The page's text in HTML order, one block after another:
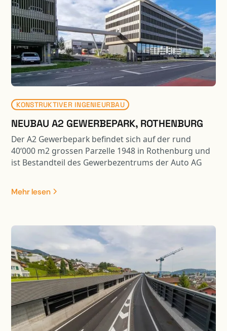
bestehenden Tragkonstruktionen mit Stahlpilzen,
CFK-Lamellen und Durchstanzbewehrungen
verstärkt. Zur Optimierung der Deckenbelastungen
bestehen die Aufschüttung zum Teil aus
Schaumglasschotter
KONSTRUKTIVER INGENIEURBAU
NEUBAU A2 GEWERBEPARK, ROTHENBURG
Der A2 Gewerbepark befindet sich auf der rund
40‘000 m2 grossen Parzelle 1948 in Rothenburg und
ist Bestandteil des Gewerbezentrums der Auto AG
stehen total 10‘000 m2 für Büro-, Ausstellungs- und
Gewerbeflächen zur Verfügung. Das zugehörige 6-
Gewerbegebäude verbunden. Die Tragwerke beider
Gebäude sind in Stahlbeton-Skelettbauweise
ausgeführt, welche sämtliche Anforderungen an die
Wirtschaftlichkeit und Flexibilität der Bauherrschaft
erfüllen. Damit die Gelenkbusse mit genügendem
Wendekreis in die benachbarte Halle einbiegen
können, ragt das Parking über die entsprechende
Verkehrsfläche. Die auskragenden Parkdecks sind
mittels Stützenvorspannung an den massiven
Mehr lesen